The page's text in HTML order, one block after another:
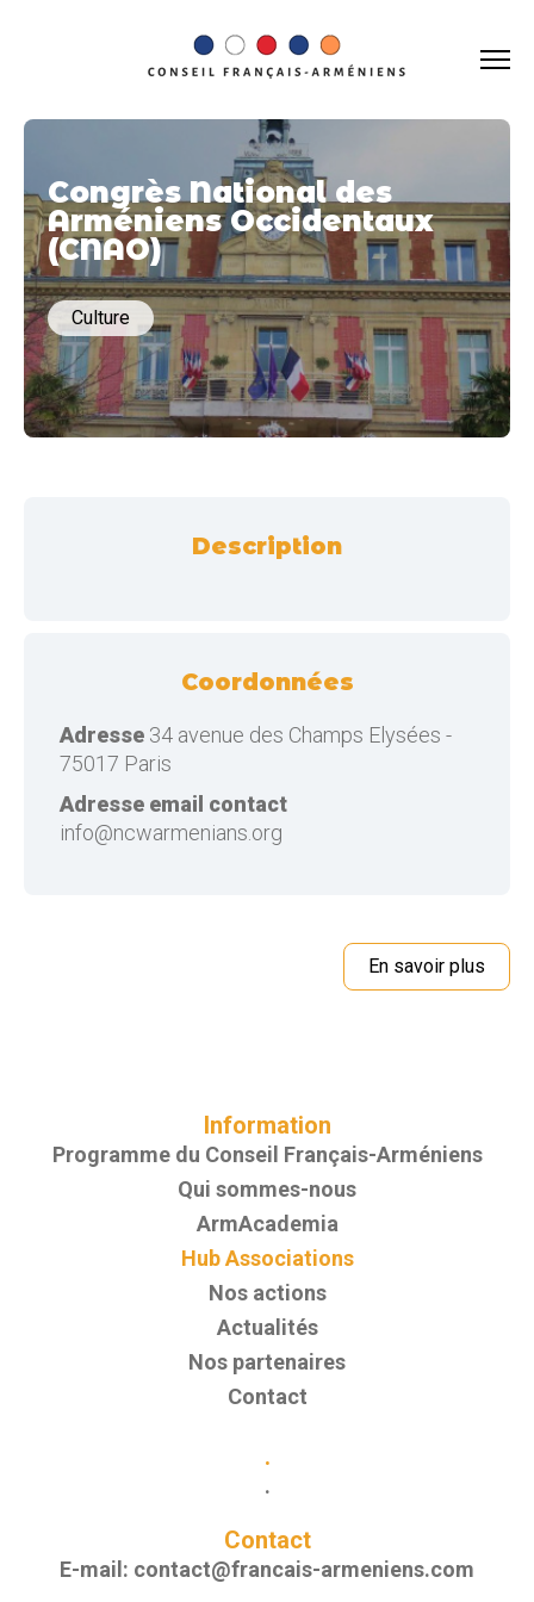
Congrès National des
Arméniens Occidentaux
(CNAO)
Culture
Description
Coordonnées
Adresse 34 avenue des Champs Elysées -
75017 Paris
Adresse email contact
info@ncwarmenians.org
En savoir plus
Information
Programme du Conseil Français-Arméniens
Qui sommes-nous
ArmAcademia
Hub Associations
Nos actions
Actualités
Nos partenaires
Contact
.
.
Contact
E-mail: contact@francais-armeniens.com